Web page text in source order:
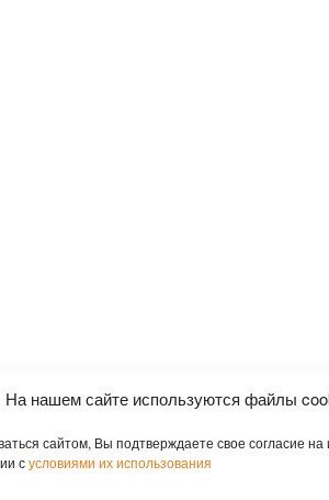
На нашем сайте используются файлы
сайтом, Вы подтверждаете свое согласие
сусловиями их использования